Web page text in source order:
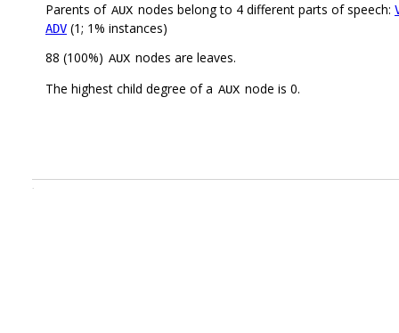
Parents of AUX nodes belong to 4 different parts of speech:
ADV (1; 1% instances)
88 (100%) AUX nodes are leaves.
The highest child degree of a AUX node is 0.
.